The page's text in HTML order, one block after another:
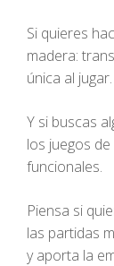
Si quieres
madera:
única al jugar.
Y si buscas
los juegos
funcionales.
Piensa si
las partidas
y aporta la